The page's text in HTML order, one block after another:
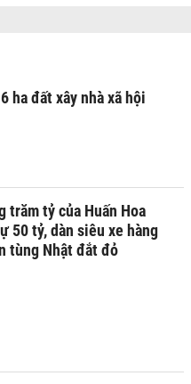
ha đất xây nhà xã hội
trăm tỷ của Huấn Hoa
50 tỷ, dàn siêu xe hàng
tùng Nhật đắt đỏ